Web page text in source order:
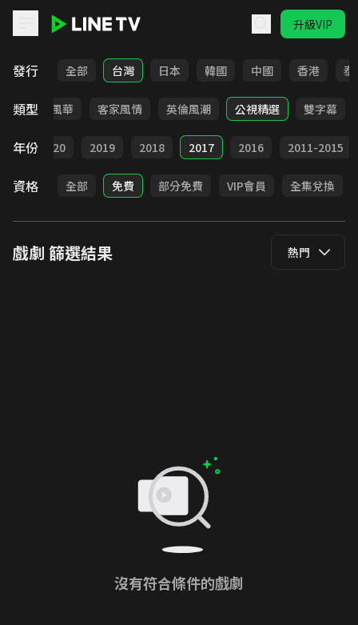
升級VIP
發行 全部 台灣 日本 韓國 中國 香港 泰
類型台語風華 客家風情 英倫風潮 公視精選 雙字幕
年份 2020 2019 2018 2017 2016 2011-2015
資格 全部 免費 部分免費 VIP會員 全集兌換
戲劇 篩選結果 熱門
沒有符合條件的戲劇